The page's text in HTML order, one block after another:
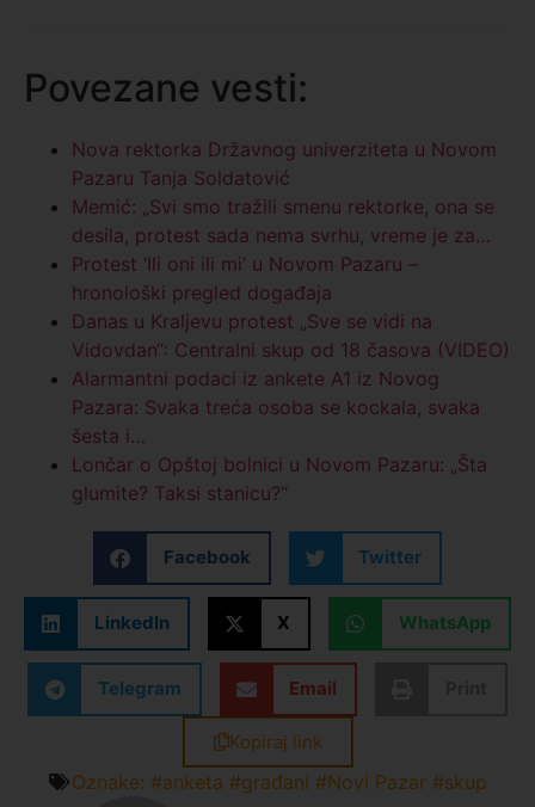
Povezane vesti:
Nova rektorka Državnog univerziteta u Novom
Pazaru Tanja Soldatović
Memić: „Svi smo tražili smenu rektorke, ona se
desila, protest sada nema svrhu, vreme je za…
Protest ‘Ili oni ili mi’ u Novom Pazaru –
hronološki pregled događaja
Danas u Kraljevu protest „Sve se vidi na
Vidovdan“: Centralni skup od 18 časova (VIDEO)
Alarmantni podaci iz ankete A1 iz Novog
Pazara: Svaka treća osoba se kockala, svaka
šesta i…
Lončar o Opštoj bolnici u Novom Pazaru: „Šta
glumite? Taksi stanicu?“
Facebook Twitter
LinkedIn X WhatsApp
Telegram Email
Kopiraj link
Oznake: #anketa #građani #Novi Pazar #skup